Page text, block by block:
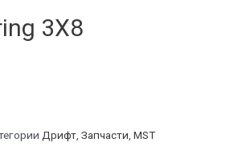
3X8
Дрифт, Запчасти, MST